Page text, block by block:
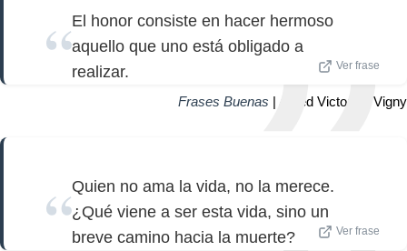
El honor consiste en hacer hermoso
aquello que uno está obligado a
realizar.
Ver frase
Frases Buenas | Alfred Victor de Vigny
Quien no ama la vida, no la merece.
¿Qué viene a ser esta vida, sino un
breve camino hacia la muerte?
Ver frase